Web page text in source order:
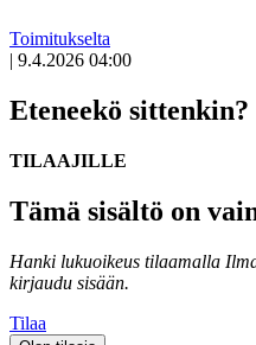
Toimitukselta
| 9.4.2026 04:00
Eteneekö sittenkin?
TILAAJILLE
Tämä sisältö on
Hanki lukuoikeus tilaamalla
kirjaudu sisään.
Tilaa